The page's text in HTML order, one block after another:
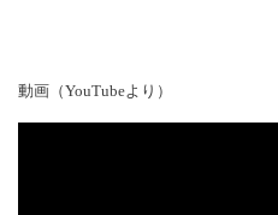
動画（YouTubeより）